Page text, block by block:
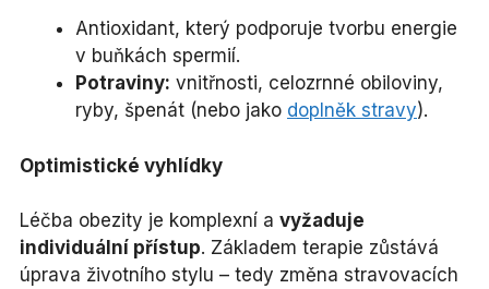
Antioxidant, který podporuje tvorbu energie
v buňkách spermií.
Potraviny: vnitřnosti, celozrnné obiloviny,
ryby, špenát (nebo jako doplněk stravy).
Optimistické vyhlídky
Léčba obezity je komplexní a vyžaduje
individuální přístup. Základem terapie zůstává
úprava životního stylu – tedy změna stravovacích